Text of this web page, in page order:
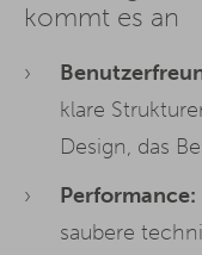
kommt es an
klare
Design, das
Performance:
saubere